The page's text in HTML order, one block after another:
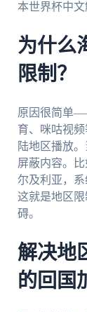
本世界杯中文
为什么
限制？
原因很简单
育、咪咕视
陆地区播放
屏蔽内容。
尔及利亚，系
这就是地区
碍。
解决地
的回国